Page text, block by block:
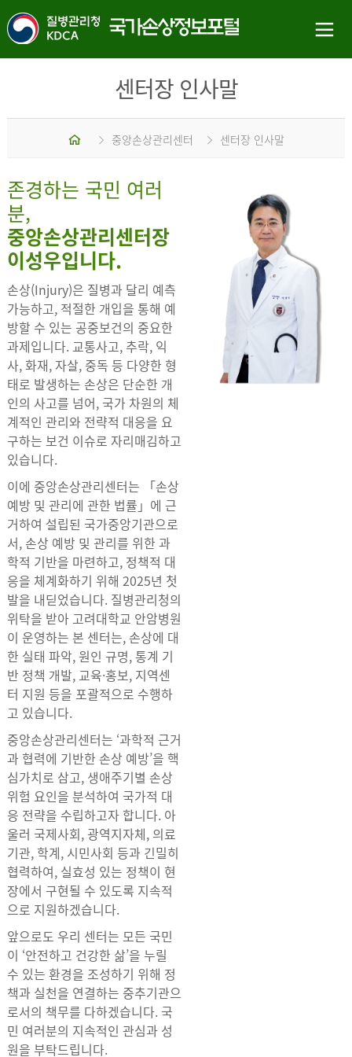
센터장 인사말
중앙손상관리센터 센터장 인사말
존경하는 국민 여러
분,
중앙손상관리센터장
이성우입니다.
손상(Injury)은 질병과 달리 예측
가능하고, 적절한 개입을 통해 예
방할 수 있는 공중보건의 중요한
과제입니다. 교통사고, 추락, 익
사, 화재, 자살, 중독 등 다양한 형
태로 발생하는 손상은 단순한 개
인의 사고를 넘어, 국가 차원의 체
계적인 관리와 전략적 대응을 요
구하는 보건 이슈로 자리매김하고
있습니다.
이에 중앙손상관리센터는 「손상
예방 및 관리에 관한 법률」에 근
거하여 설립된 국가중앙기관으로
서, 손상 예방 및 관리를 위한 과
학적 기반을 마련하고, 정책적 대
응을 체계화하기 위해 2025년 첫
발을 내딛었습니다. 질병관리청의
위탁을 받아 고려대학교 안암병원
이 운영하는 본 센터는, 손상에 대
한 실태 파악, 원인 규명, 통계 기
반 정책 개발, 교육·홍보, 지역센
터 지원 등을 포괄적으로 수행하
고 있습니다.
중앙손상관리센터는 ‘과학적 근거
과 협력에 기반한 손상 예방’을 핵
심가치로 삼고, 생애주기별 손상
위험 요인을 분석하여 국가적 대
응 전략을 수립하고자 합니다. 아
울러 국제사회, 광역지자체, 의료
기관, 학계, 시민사회 등과 긴밀히
협력하여, 실효성 있는 정책이 현
장에서 구현될 수 있도록 지속적
으로 지원하겠습니다.
앞으로도 우리 센터는 모든 국민
이 ‘안전하고 건강한 삶’을 누릴
수 있는 환경을 조성하기 위해 정
책과 실천을 연결하는 중추기관으
로서의 책무를 다하겠습니다. 국
민 여러분의 지속적인 관심과 성
원을 부탁드립니다.